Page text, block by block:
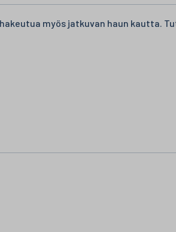
myös jatkuvan haun kautta.